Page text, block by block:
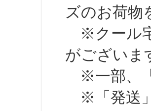
ズのお荷物
※クール宅
がございま
※一部、「
※「発送」